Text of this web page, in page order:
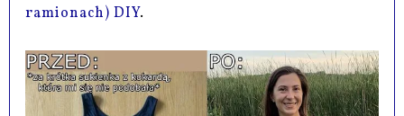
ramionach) DIY.